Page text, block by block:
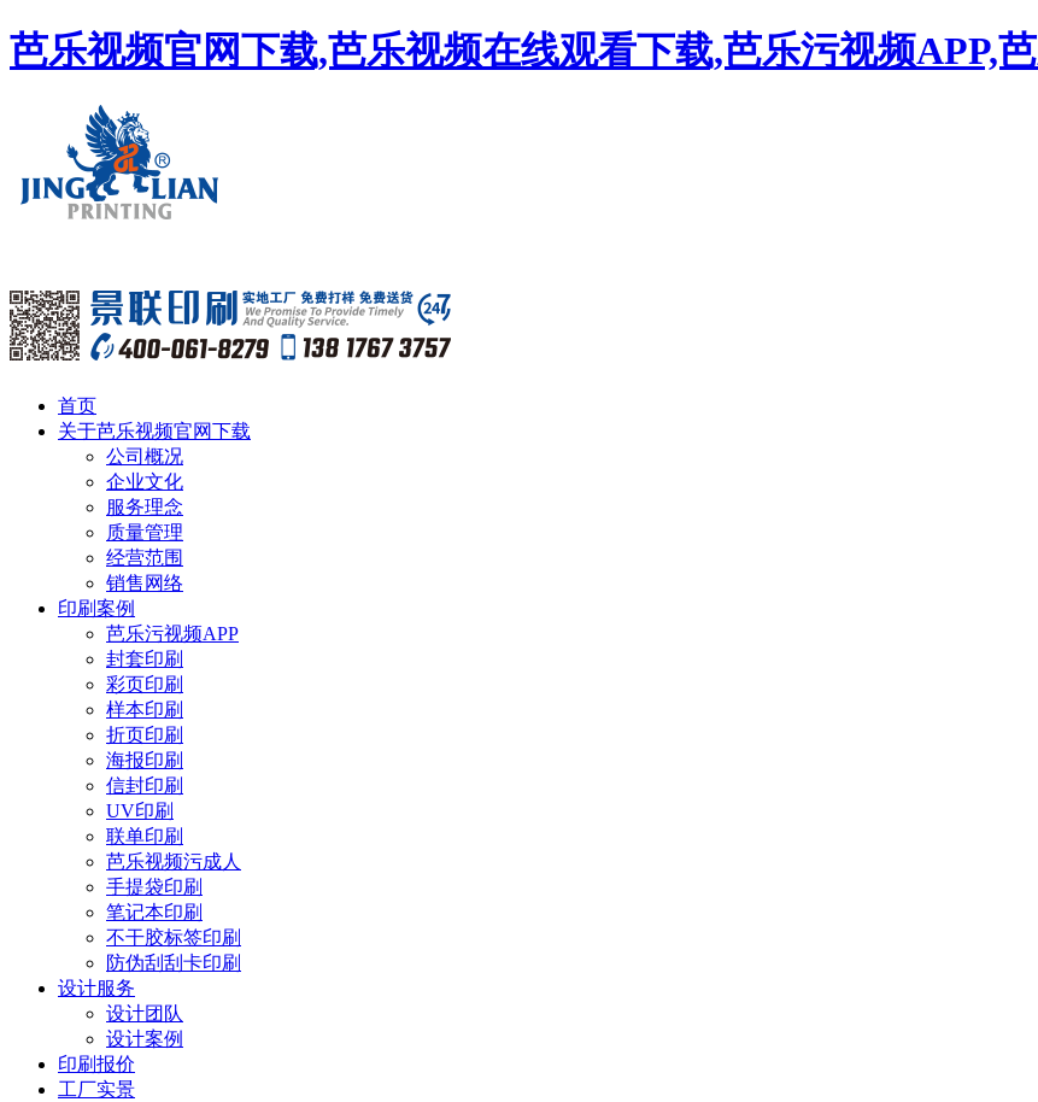
芭乐视频官网下载,芭乐视频在线观看下载,芭乐污视频APP,
首页
关于芭乐视频官网下载
公司概况
企业文化
服务理念
质量管理
经营范围
销售网络
印刷案例
芭乐污视频APP
封套印刷
彩页印刷
样本印刷
折页印刷
海报印刷
信封印刷
UV印刷
联单印刷
芭乐视频污成人
手提袋印刷
笔记本印刷
不干胶标签印刷
防伪刮刮卡印刷
设计服务
设计团队
设计案例
印刷报价
工厂实景